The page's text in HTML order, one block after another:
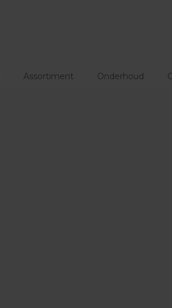
Assortiment Onderhoud